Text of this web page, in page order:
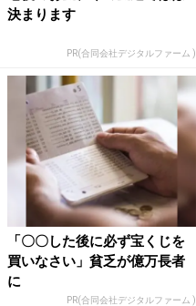
決まります
PR(合同会社デジタルファーム )
「〇〇した後に必ず宝くじを
買いなさい」貧乏が億万長者
に
PR(合同会社デジタルファーム )